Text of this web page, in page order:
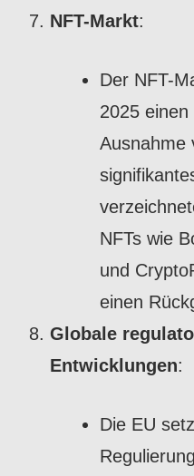
NFT-Markt:
Der NFT-
2025
Ausnahme
NFTs wie
und
einen
Globale
Entwicklungen:
Die EU